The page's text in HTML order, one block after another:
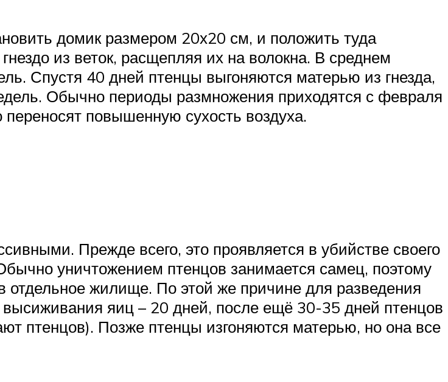
домик размером 20х20 см, и положить туда
из веток, расщепляя их на волокна. В среднем
Спустя 40 дней птенцы выгоняются матерью из гнезда,
Обычно периоды размножения приходятся с февраля
повышенную сухость воздуха.
Прежде всего, это проявляется в убийстве своего
уничтожением птенцов занимается самец, поэтому
жилище. По этой же причине для разведения
яиц – 20 дней, после ещё 30-35 дней птенцов
птенцов). Позже птенцы изгоняются матерью, но она все